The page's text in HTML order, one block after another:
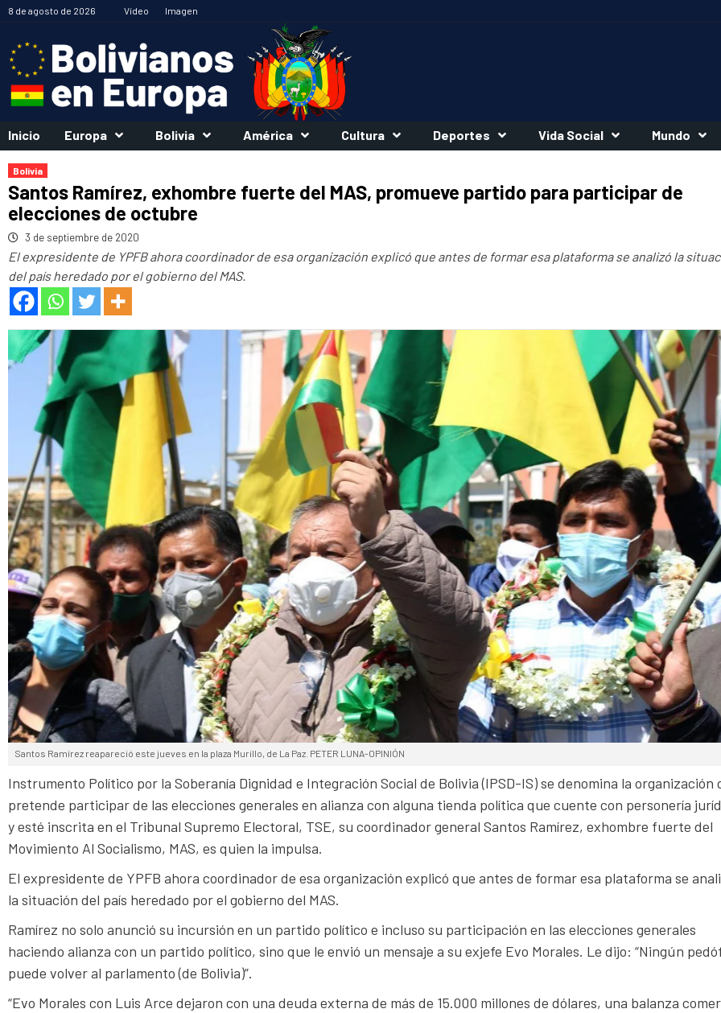
Saltar
contenido
8 de agosto de 2026 Vídeo Imagen
Inicio Europa Bolivia América Cultura Deportes Vida Social Mundo
Bolivia
Santos Ramírez, exhombre fuerte del MAS, promueve partido para participar de
elecciones de octubre
3 de septiembre de 2020
El expresidente de YPFB ahora coordinador de esa organización explicó que antes de formar esa plataforma se analizó la
del país heredado por el gobierno del MAS.
Santos Ramírez reapareció este jueves en la plaza Murillo, de La Paz. PETER LUNA-OPINIÓN
Instrumento Político por la Soberanía Dignidad e Integración Social de Bolivia (IPSD-IS) se denomina la organización
pretende participar de las elecciones generales en alianza con alguna tienda política que cuente con personería
y esté inscrita en el Tribunal Supremo Electoral, TSE, su coordinador general Santos Ramírez, exhombre fuerte del
Movimiento Al Socialismo, MAS, es quien la impulsa.
El expresidente de YPFB ahora coordinador de esa organización explicó que antes de formar esa plataforma se
la situación del país heredado por el gobierno del MAS.
Ramírez no solo anunció su incursión en un partido político e incluso su participación en las elecciones generales
haciendo alianza con un partido político, sino que le envió un mensaje a su exjefe Evo Morales. Le dijo: “Ningún
puede volver al parlamento (de Bolivia)”.
“Evo Morales con Luis Arce dejaron con una deuda externa de más de 15.000 millones de dólares, una balanza